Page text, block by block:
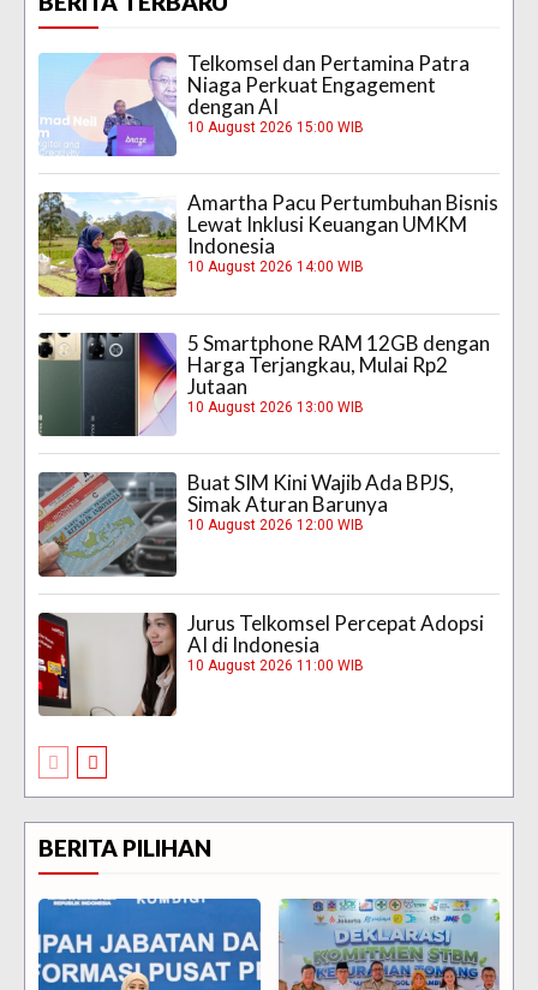
Telkomsel dan Pertamina Patra
Niaga Perkuat Engagement
dengan AI
10 August 2026 15:00 WIB
Amartha Pacu Pertumbuhan Bisnis
Lewat Inklusi Keuangan UMKM
Indonesia
10 August 2026 14:00 WIB
5 Smartphone RAM 12GB dengan
Harga Terjangkau, Mulai Rp2
Jutaan
10 August 2026 13:00 WIB
Buat SIM Kini Wajib Ada BPJS,
Simak Aturan Barunya
10 August 2026 12:00 WIB
Jurus Telkomsel Percepat Adopsi
AI di Indonesia
10 August 2026 11:00 WIB
BERITA PILIHAN